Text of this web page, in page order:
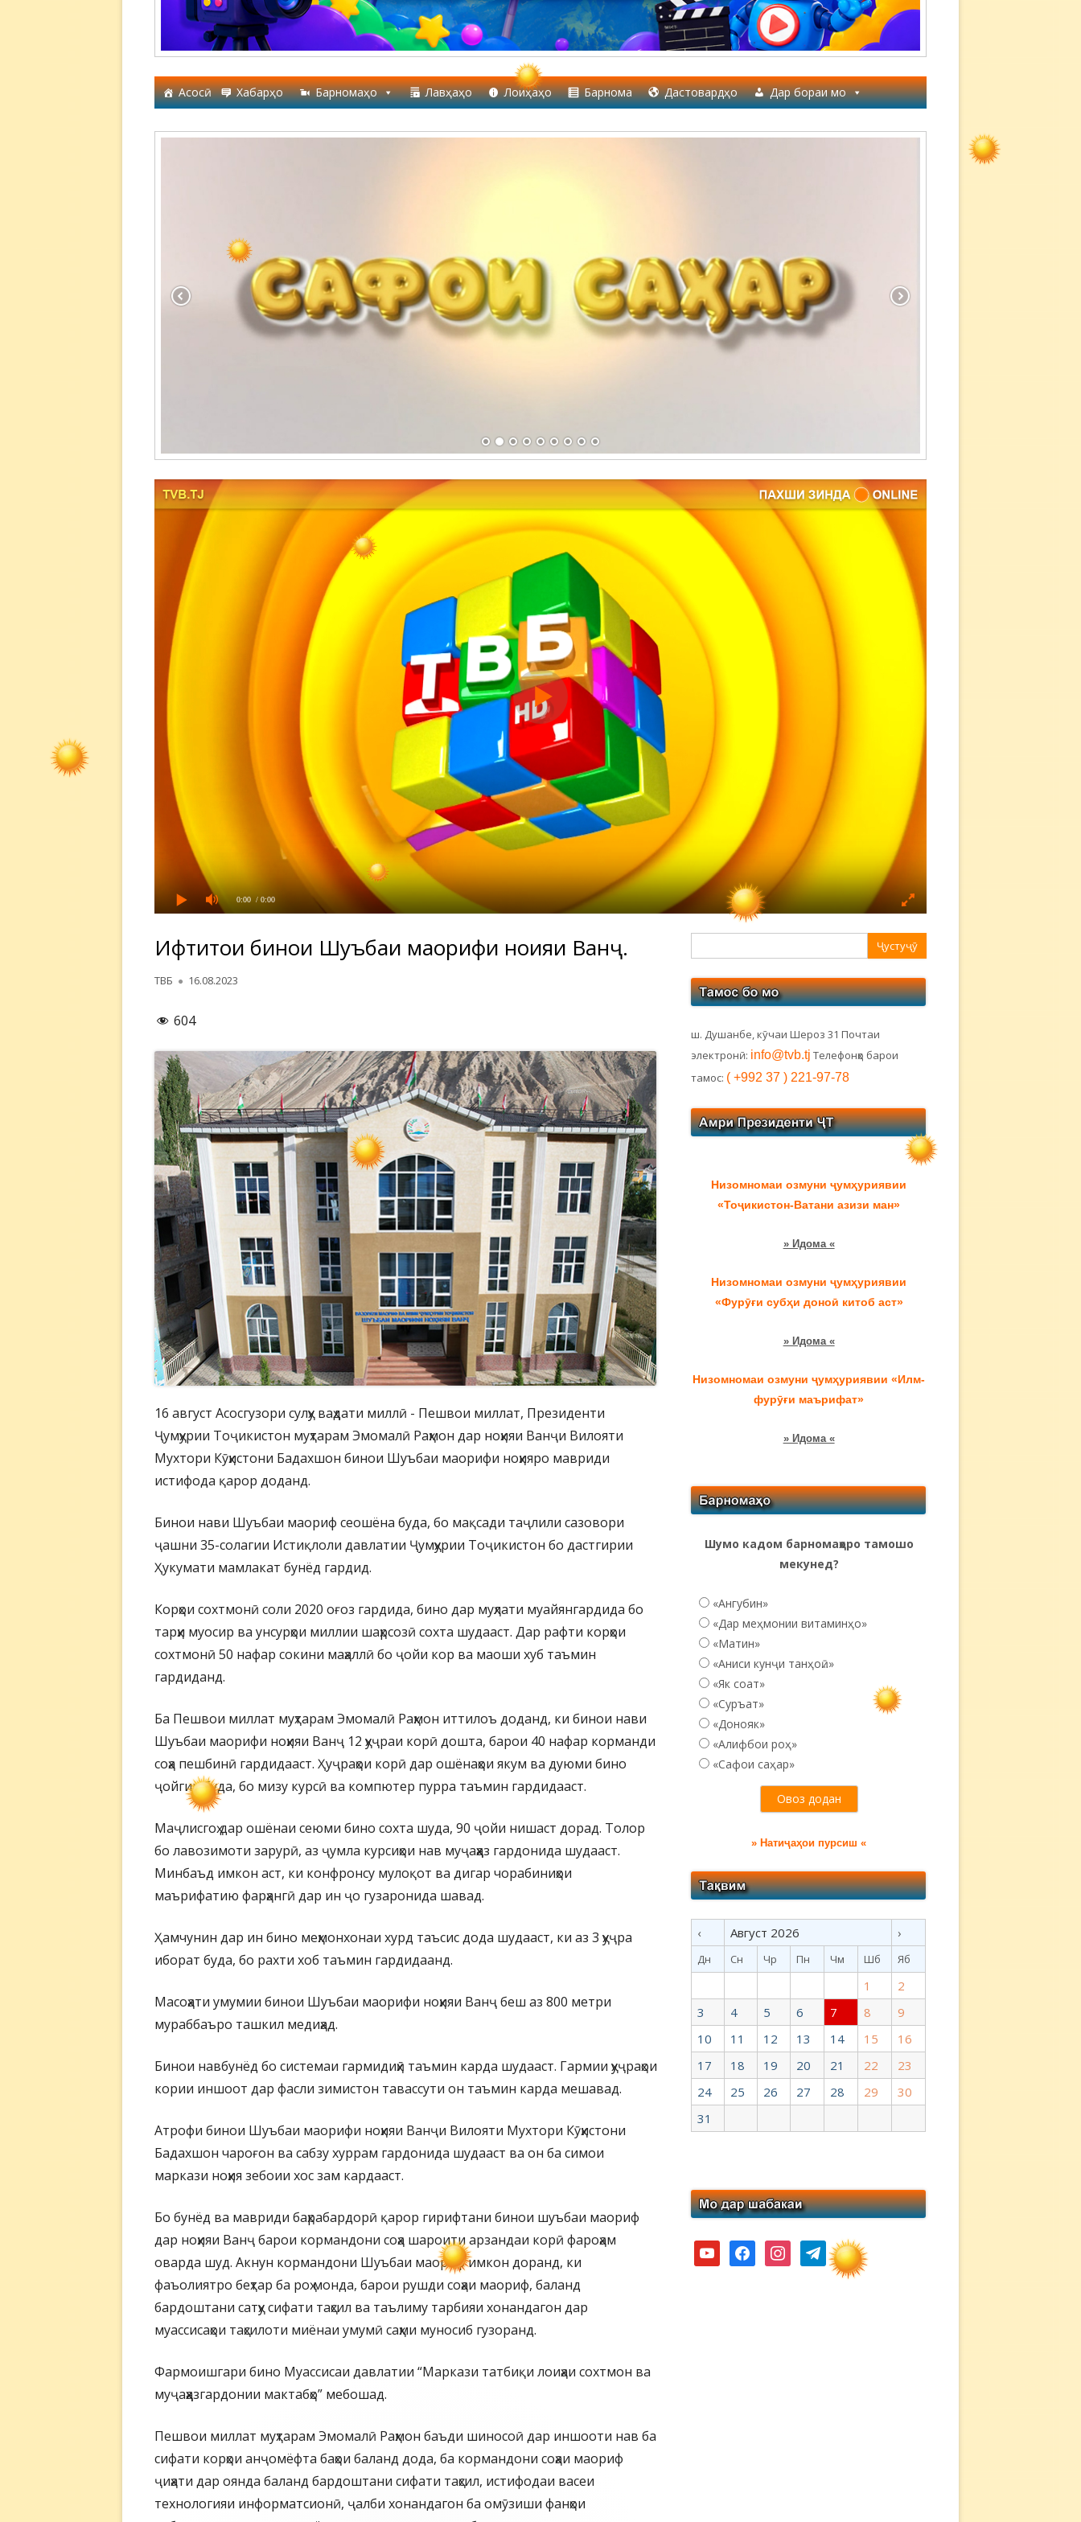
Асосӣ Хабарҳо Барномаҳо Лавҳаҳо Лоиҳаҳо Барнома Дастовардҳо Дар бораи мо
0:00 / 0:00
Ифтитоҳи бинои Шуъбаи маорифи ноҳияи Ванҷ.
Автор
ТВБ Опубликовано
16.08.2023
604
16 август Асосгузори сулҳу ваҳдати миллӣ - Пешвои миллат, Президенти
Ҷумҳурии Тоҷикистон муҳтарам Эмомалӣ Раҳмон дар ноҳияи Ванҷи Вилояти
Мухтори Кӯҳистони Бадахшон бинои Шуъбаи маорифи ноҳияро мавриди
истифода қарор доданд.
Бинои нави Шуъбаи маориф сеошёна буда, бо мақсади таҷлили сазовори
ҷашни 35-солагии Истиқлоли давлатии Ҷумҳурии Тоҷикистон бо дастгирии
Ҳукумати мамлакат бунёд гардид.
Корҳои сохтмонӣ соли 2020 оғоз гардида, бино дар муҳлати муайянгардида бо
тарҳи муосир ва унсурҳои миллии шаҳрсозӣ сохта шудааст. Дар рафти корҳои
сохтмонӣ 50 нафар сокини маҳаллӣ бо ҷойи кор ва маоши хуб таъмин
гардиданд.
Ба Пешвои миллат муҳтарам Эмомалӣ Раҳмон иттилоъ доданд, ки бинои нави
Шуъбаи маорифи ноҳияи Ванҷ 12 ҳуҷраи корӣ дошта, барои 40 нафар корманди
соҳа пешбинӣ гардидааст. Ҳуҷраҳои корӣ дар ошёнаҳои якум ва дуюми бино
ҷойгир буда, бо мизу курсӣ ва компютер пурра таъмин гардидааст.
Маҷлисгоҳ дар ошёнаи сеюми бино сохта шуда, 90 ҷойи нишаст дорад. Толор
бо лавозимоти зарурӣ, аз ҷумла курсиҳои нав муҷаҳҳаз гардонида шудааст.
Минбаъд имкон аст, ки конфронсу мулоқот ва дигар чорабиниҳои
маърифатию фарҳангӣ дар ин ҷо гузаронида шавад.
Ҳамчунин дар ин бино меҳмонхонаи хурд таъсис дода шудааст, ки аз 3 ҳуҷра
иборат буда, бо рахти хоб таъмин гардидаанд.
Масоҳати умумии бинои Шуъбаи маорифи ноҳияи Ванҷ беш аз 800 метри
мураббаъро ташкил медиҳад.
Бинои навбунёд бо системаи гармидиҳӣ таъмин карда шудааст. Гармии ҳуҷраҳои
кории иншоот дар фасли зимистон тавассути он таъмин карда мешавад.
Атрофи бинои Шуъбаи маорифи ноҳияи Ванҷи Вилояти Мухтори Кӯҳистони
Бадахшон чароғон ва сабзу хуррам гардонида шудааст ва он ба симои
маркази ноҳия зебоии хос зам кардааст.
Бо бунёд ва мавриди баҳрабардорӣ қарор гирифтани бинои шуъбаи маориф
дар ноҳияи Ванҷ барои кормандони соҳа шароити арзандаи корӣ фароҳам
оварда шуд. Акнун кормандони Шуъбаи маориф имкон доранд, ки
фаъолиятро беҳтар ба роҳ монда, барои рушди соҳаи маориф, баланд
бардоштани сатҳу сифати таҳсил ва таълиму тарбияи хонандагон дар
муассисаҳои таҳсилоти миёнаи умумӣ саҳми муносиб гузоранд.
Фармоишгари бино Муассисаи давлатии “Маркази татбиқи лоиҳаи сохтмон ва
муҷаҳҳазгардонии мактабҳо” мебошад.
Пешвои миллат муҳтарам Эмомалӣ Раҳмон баъди шиносоӣ дар иншооти нав ба
сифати корҳои анҷомёфта баҳои баланд дода, ба кормандони соҳаи маориф
ҷиҳати дар оянда баланд бардоштани сифати таҳсил, истифодаи васеи
технологияи информатсионӣ, ҷалби хонандагон ба омӯзиши фанҳои
боковая
ш. Душанбе, кӯчаи Шероз 31 Почтаи
электронӣ: info@tvb.tj Телефонҳо барои
тамос: ( +992 37 ) 221-97-78
Низомномаи озмуни ҷумҳуриявии
«Тоҷикистон-Ватани азизи ман»
» Идома «
Низомномаи озмуни ҷумҳуриявии
«Фурӯғи субҳи доноӣ китоб аст»
» Идома «
Низомномаи озмуни ҷумҳуриявии «Илм-
фурӯғи маърифат»
» Идома «
Шумо кадом барномаҳоро тамошо
мекунед?
«Ангубин»
«Дар меҳмонии витаминҳо»
«Матин»
«Аниси кунҷи танҳоӣ...»
«Як соат»
«Суръат»
«Донояк»
«Алифбои роҳ»
«Сафои саҳар»
» Натиҷаҳои пурсиш «
‹ Август 2026 ›
Дн Сн Чр Пн Чм Шб Яб
1
2
3
4 5 6 7 8
9
10
11 12 13 14 15
16
17
18 19 20 21 22
23
24
25 26 27 28 29
30
31
youtubefacebookinstagramtelegram